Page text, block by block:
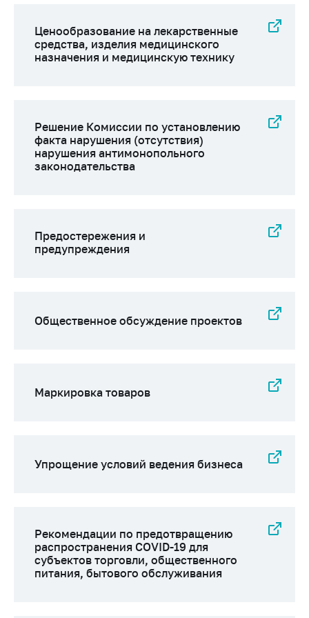
Ценообразование на лекарственные
средства, изделия медицинского
назначения и медицинскую технику
Решение Комиссии по установлению
факта нарушения (отсутствия)
нарушения антимонопольного
законодательства
Предостережения и
предупреждения
Общественное обсуждение проектов
Маркировка товаров
Упрощение условий ведения бизнеса
Рекомендации по предотвращению
распространения COVID-19 для
субъектов торговли, общественного
питания, бытового обслуживания